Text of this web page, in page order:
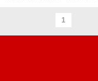
1